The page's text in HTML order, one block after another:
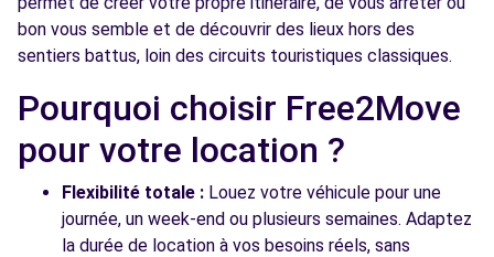
Voir l'agence
Free2move Rent - TRUJAS SAS - TRAPPES 9.3
551 AVENUE DES BOULEAUX
TRAPPES, 78190
Voir l'agence
bon vous semble et de découvrir des lieux hors des
sentiers battus, loin des circuits touristiques classiques.
Pourquoi choisir Free2Move
pour votre location ?
Flexibilité totale : Louez votre véhicule pour une
journée, un week-end ou plusieurs semaines. Adaptez
la durée de location à vos besoins réels, sans